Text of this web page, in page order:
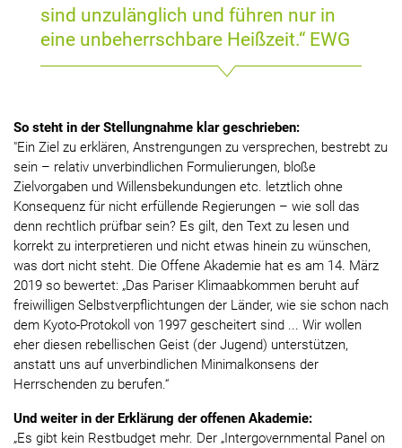
sind unzulänglich und führen nur in
eine unbeherrschbare Heißzeit.“ EWG
So steht in der Stellungnahme klar geschrieben:
"Ein Ziel zu erklären, Anstrengungen zu versprechen, bestrebt zu
sein – relativ unverbindlichen Formulierungen, bloße
Zielvorgaben und Willensbekundungen etc. letztlich ohne
Konsequenz für nicht erfüllende Regierungen – wie soll das
denn rechtlich prüfbar sein? Es gilt, den Text zu lesen und
korrekt zu interpretieren und nicht etwas hinein zu wünschen,
was dort nicht steht. Die Offene Akademie hat es am 14. März
2019 so bewertet: „Das Pariser Klimaabkommen beruht auf
freiwilligen Selbstverpflichtungen der Länder, wie sie schon nach
dem Kyoto-Protokoll von 1997 gescheitert sind ... Wir wollen
eher diesen rebellischen Geist (der Jugend) unterstützen,
anstatt uns auf unverbindlichen Minimalkonsens der
Herrschenden zu berufen.“
Und weiter in der Erklärung der offenen Akademie:
„Es gibt kein Restbudget mehr. Der „Intergovernmental Panel on